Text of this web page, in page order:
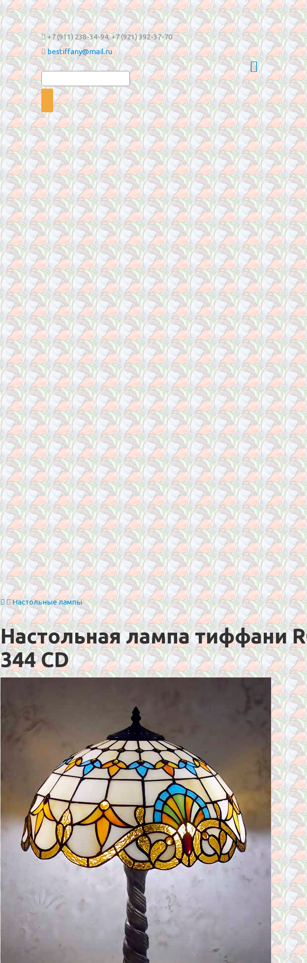
+7 (911) 238-34-94, +7 (921) 392-37-70
bestiffany@mail.ru
Настольные лампы
Настольная лампа тиффани
344 CD